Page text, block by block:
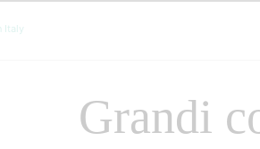
Grandi